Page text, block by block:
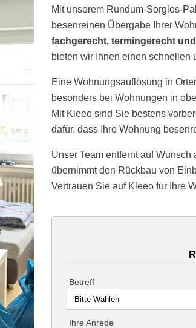
Mit unserem Rundum-Sorglos-
besenreinen Übergabe Ihrer
fachgerecht, termingerecht
bieten wir Ihnen einen schnellen
Eine Wohnungsauflösung in
besonders bei Wohnungen in
Mit Kleeo sind Sie bestens
dafür, dass Ihre Wohnung
Unser Team entfernt auf Wunsch
übernimmt den Rückbau von
Vertrauen Sie auf Kleeo für Ihre
Betreff
Ihre Anrede